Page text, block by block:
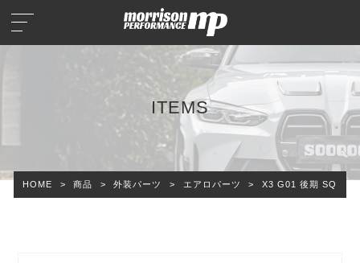
ITEMS
HOME > 商品 > 外装パーツ > エアロパーツ > X3 G01 後期 SQスタ